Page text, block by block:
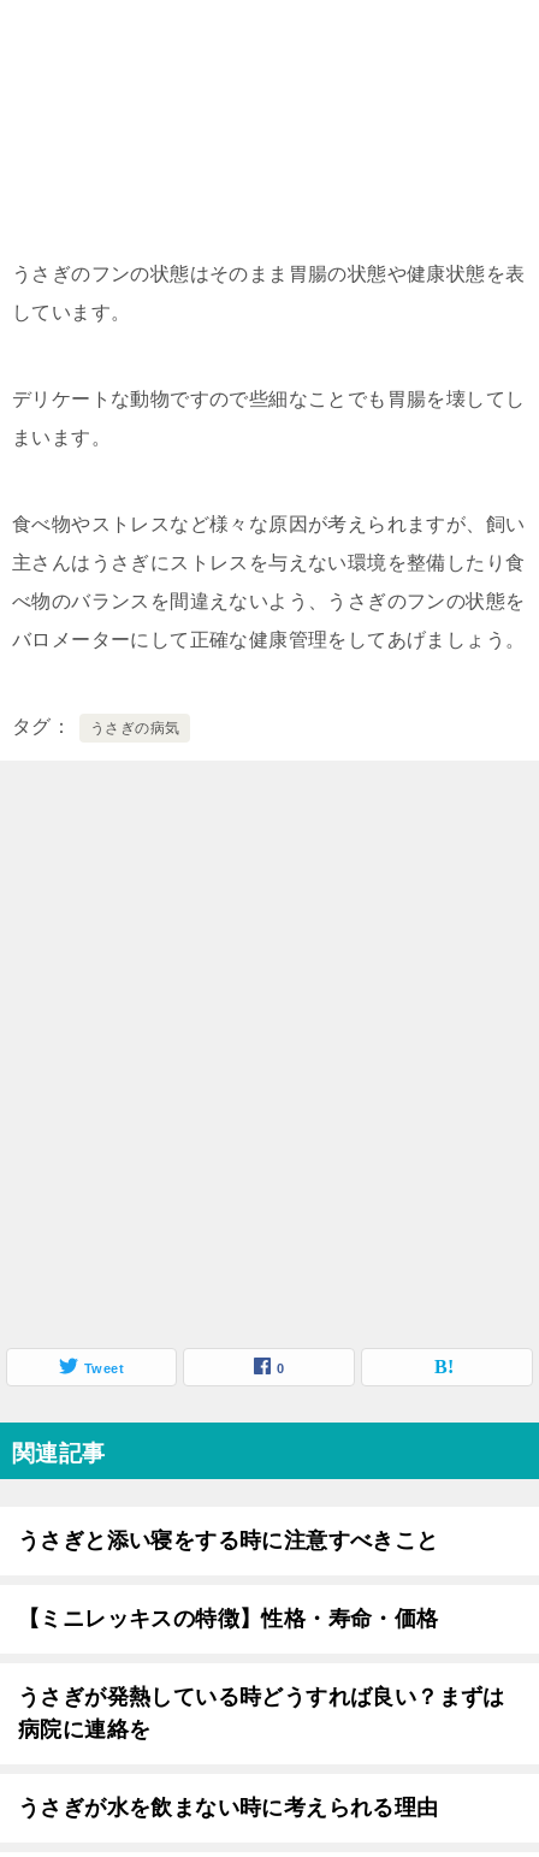
うさぎのフンの状態はそのまま胃腸の状態や健康状態を表
しています。
デリケートな動物ですので些細なことでも胃腸を壊してし
まいます。
食べ物やストレスなど様々な原因が考えられますが、飼い
主さんはうさぎにストレスを与えない環境を整備したり食
べ物のバランスを間違えないよう、うさぎのフンの状態を
バロメーターにして正確な健康管理をしてあげましょう。
タグ うさぎの病気
Tweet 0
関連記事
うさぎと添い寝をする時に注意すべきこと
【ミニレッキスの特徴】性格・寿命・価格
うさぎが発熱している時どうすれば良い？まずは
病院に連絡を
うさぎが水を飲まない時に考えられる理由